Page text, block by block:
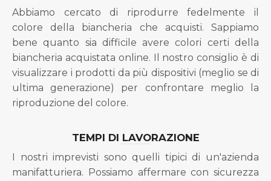
Abbiamo cercato di riprodurre fedelmente il
colore della biancheria che acquisti. Sappiamo
bene quanto sia difficile avere colori certi della
biancheria acquistata online. Il nostro consiglio è di
visualizzare i prodotti da più dispositivi (meglio se di
ultima generazione) per confrontare meglio la
riproduzione del colore.
TEMPI DI LAVORAZIONE
I nostri imprevisti sono quelli tipici di un'azienda
manifatturiera. Possiamo affermare con sicurezza